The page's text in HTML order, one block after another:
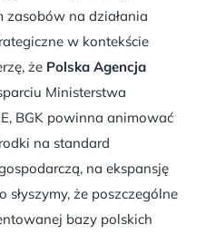
zasobów na działania
w kontekście
że Polska Agencja
Ministerstwa
BGK powinna animować
na standard
na ekspansję
słyszymy, że poszczególne
bazy polskich